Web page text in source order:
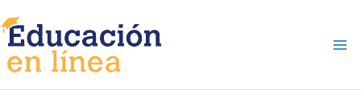
Ir
al
contenido